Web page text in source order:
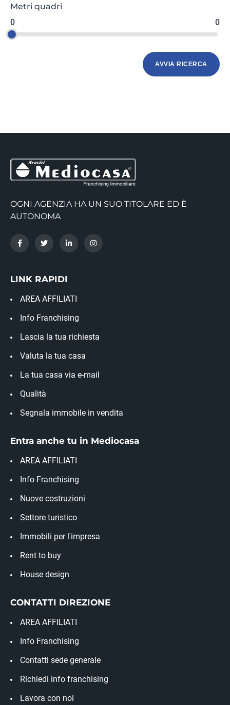
Metri quadri
0
0
OGNI AGENZIA HA UN SUO TITOLARE ED È
AUTONOMA
LINK RAPIDI
AREA AFFILIATI
Info Franchising
Lascia la tua richiesta
Valuta la tua casa
La tua casa via e-mail
Qualità
Segnala immobile in vendita
Entra anche tu in Mediocasa
AREA AFFILIATI
Info Franchising
Nuove costruzioni
Settore turistico
Immobili per l'impresa
Rent to buy
House design
CONTATTI DIREZIONE
AREA AFFILIATI
Info Franchising
Contatti sede generale
Richiedi info franchising
Lavora con noi